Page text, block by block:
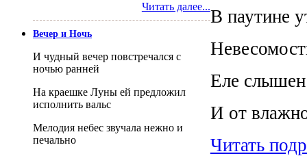
В паутине
Еле
И от
Читать
Читать далее...
Вечер и Ночь
И чудный вечер повстречался с
ночью ранней
На краешке Луны ей предложил
исполнить вальс
Мелодия небес звучала нежно и
печально